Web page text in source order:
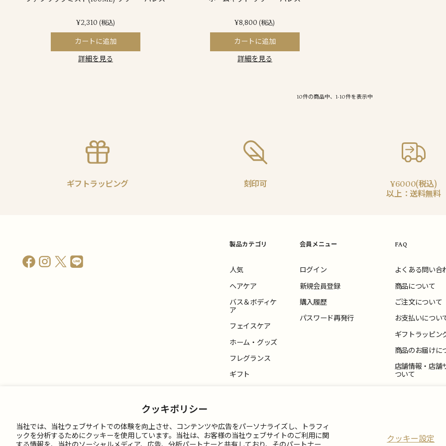
クッキポリシー
当社では、当社ウェブサイトでの体験を向上させ、コンテンツや広告をパーソナライズし、トラフィ
ックを分析するためにクッキーを使用しています。当社は、お客様の当社ウェブサイトのご利用に関
クッキー設定
¥2,310 (税込)
カートに追加
詳細を見る
¥8,800 (税込)
カートに追加
詳細を見る
10件の商品中、1-10件を表示中
ギフトラッピング 刻印可
¥6000(税込)
以上：送料無料
製品カテゴリ
人気
ヘアケア
バス＆ボディケ
ア
フェイスケア
ホーム・グッズ
フレグランス
ギフト
会員メニュー
ログイン
新規会員登録
購入履歴
パスワード再発行
FAQ
よくある問い合
商品について
ご注文について
お支払いについ
ギフトラッピン
商品のお届けに
店舗情報・店舗
ついて